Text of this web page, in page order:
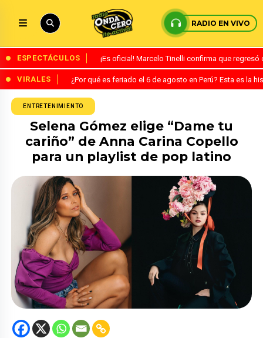
RADIO EN VIVO
ESPECTÁCULOS ¡Es oficial! Marcelo Tinelli confirma que
VIRALES ¿Por qué es feriado el 6 de agosto en Perú? Esta es la
ENTRETENIMIENTO
Selena Gómez elige “Dame tu
cariño” de Anna Carina Copello
para un playlist de pop latino